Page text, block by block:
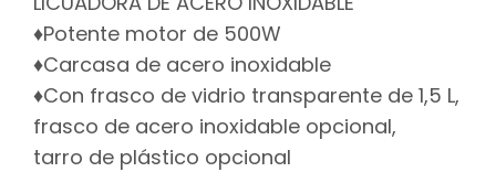
♦Potente motor de 500W
♦Carcasa de acero inoxidable
♦Con frasco de vidrio transparente de 1,5 L,
frasco de acero inoxidable opcional,
tarro de plástico opcional